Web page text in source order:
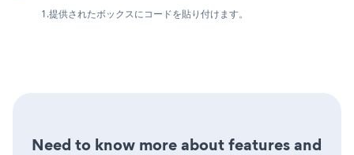
1.提供されたボックスにコードを貼り付けます。
Need to know more about features and